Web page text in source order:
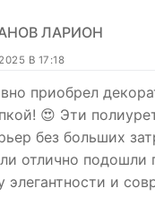
ЛАРИОН
В 17:18
приобрел
😍 Эти
без больших
отлично подошли
элегантности и